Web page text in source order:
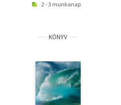
2 - 3 munkanap
KÖNYV